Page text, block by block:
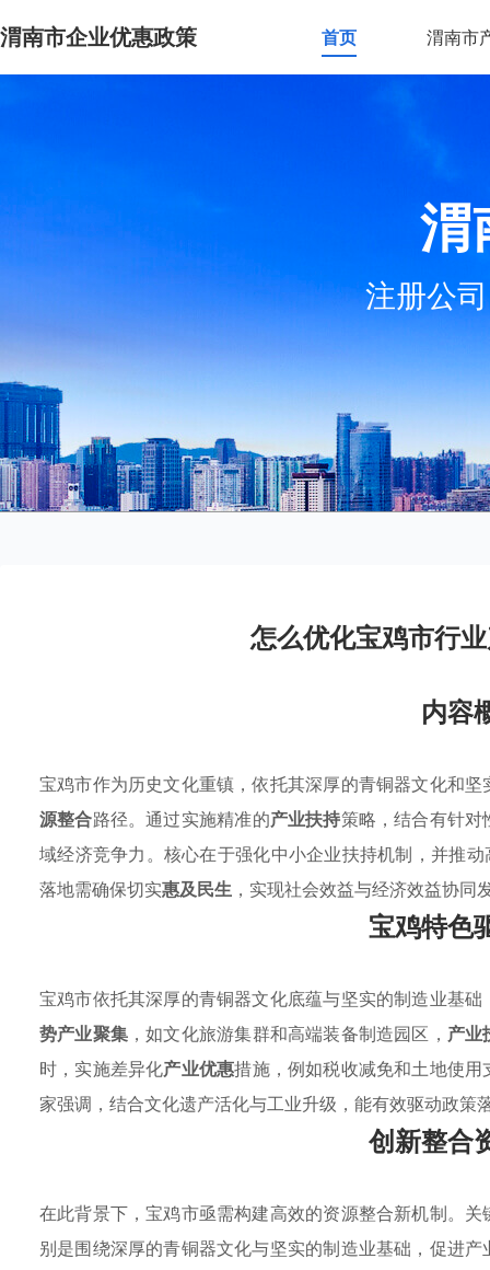
渭南市企业优惠政策 首页 渭南市
渭
注册公
怎么优化宝鸡市行
内容
宝鸡市作为历史文化重镇，依托其深厚的青铜器文化和
源整合路径。通过实施精准的产业扶持策略，结合有针对
域经济竞争力。核心在于强化中小企业扶持机制，并推
落地需确保切实惠及民生 ，实现社会效益与经济效益协同
宝鸡特色
宝鸡市依托其深厚的青铜器文化底蕴与坚实的制造业基
势产业聚集 ，如文化旅游集群和高端装备制造园区， 产业
时，实施差异化产业优惠措施，例如税收减免和土地使用
家强调，结合文化遗产活化与工业升级，能有效驱动政策
创新整合
在此背景下，宝鸡市亟需构建高效的资源整合新机制。
别是围绕深厚的青铜器文化与坚实的制造业基础，促进